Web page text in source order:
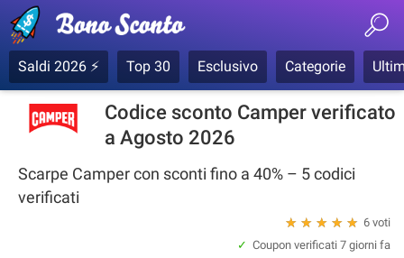
Saldi 2026 ⚡ Top 30 Esclusivo Categorie
Codice sconto Camper verificato
a Agosto 2026
Scarpe Camper con sconti fino a 40% – 5 codici
verificati
6 voti
★
★
★
★
★
Coupon verificati 7 giorni fa